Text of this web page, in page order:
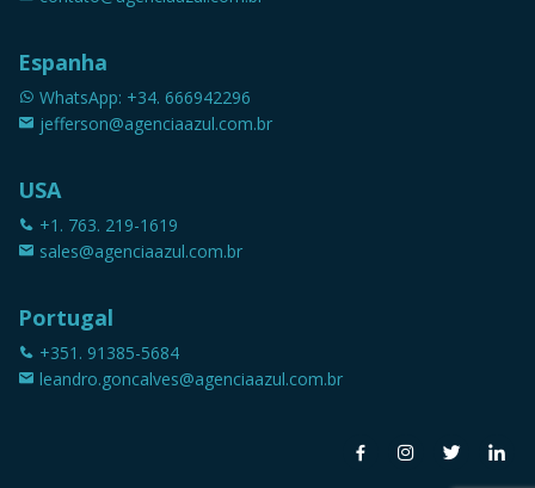
Espanha
WhatsApp: +34. 666942296
jefferson@agenciaazul.com.br
USA
+1. 763. 219-1619
sales@agenciaazul.com.br
Portugal
+351. 91385-5684
leandro.goncalves@agenciaazul.com.br